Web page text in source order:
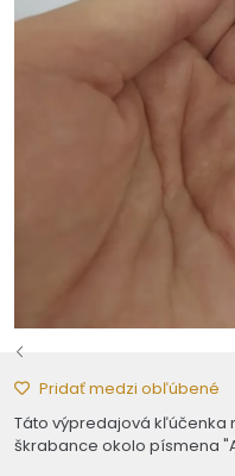
Pridať medzi obľúbené
Táto výpredajová kľúčenka
škrabance okolo písmena